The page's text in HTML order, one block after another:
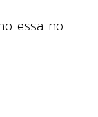
essa no